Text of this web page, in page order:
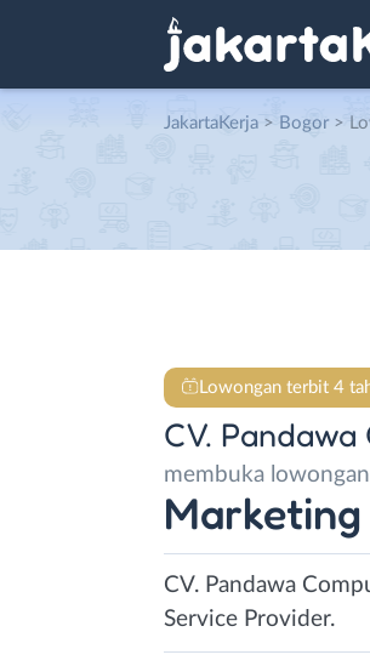
JakartaKerja > Bogor >
Lowongan terbit 4
CV.
membuka lowongan
CV. Pandawa
Service Provider.